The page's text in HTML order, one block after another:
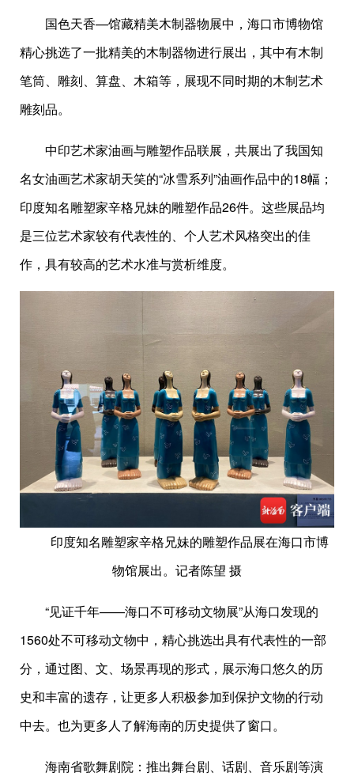
国色天香—馆藏精美木制器物展中，海口市博物馆
精心挑选了一批精美的木制器物进行展出，其中有木制
笔筒、雕刻、算盘、木箱等，展现不同时期的木制艺术
雕刻品。
中印艺术家油画与雕塑作品联展，共展出了我国知
名女油画艺术家胡天笑的“冰雪系列”油画作品中的18幅；
印度知名雕塑家辛格兄妹的雕塑作品26件。这些展品均
是三位艺术家较有代表性的、个人艺术风格突出的佳
作，具有较高的艺术水准与赏析维度。
印度知名雕塑家辛格兄妹的雕塑作品展在海口市博
物馆展出。记者陈望 摄
“见证千年——海口不可移动文物展”从海口发现的
1560处不可移动文物中，精心挑选出具有代表性的一部
分，通过图、文、场景再现的形式，展示海口悠久的历
史和丰富的遗存，让更多人积极参加到保护文物的行动
中去。也为更多人了解海南的历史提供了窗口。
海南省歌舞剧院：推出舞台剧、话剧、音乐剧等演